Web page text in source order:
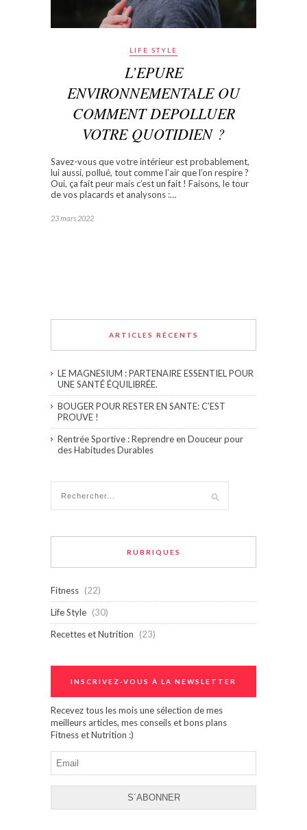
LIFE STYLE
L’EPURE
ENVIRONNEMENTALE OU
COMMENT DEPOLLUER
VOTRE QUOTIDIEN ?
Savez-vous que votre intérieur est probablement,
lui aussi, pollué, tout comme l’air que l’on respire ?
Oui, ça fait peur mais c’est un fait ! Faisons, le tour
de vos placards et analysons :…
23 mars 2022
ARTICLES RÉCENTS
LE MAGNESIUM : PARTENAIRE ESSENTIEL POUR
UNE SANTÉ ÉQUILIBRÉE.
BOUGER POUR RESTER EN SANTE: C’EST
PROUVE !
Rentrée Sportive : Reprendre en Douceur pour
des Habitudes Durables
RUBRIQUES
Fitness (22)
Life Style (30)
Recettes et Nutrition
(23)
INSCRIVEZ-VOUS À LA NEWSLETTER
Recevez tous les mois une sélection de mes
meilleurs articles, mes conseils et bons plans
Fitness et Nutrition :)